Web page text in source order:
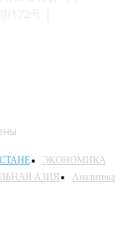
ЭКОНОМИКА
АЗИЯ Аналитика